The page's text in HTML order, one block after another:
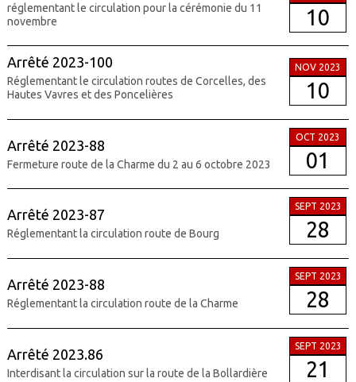
réglementant le circulation pour la cérémonie du 11
novembre
10
Arrêté 2023-100
Réglementant le circulation routes de Corcelles, des
Hautes Vavres et des Poncelières
NOV 2023
10
Arrêté 2023-88
Fermeture route de la Charme du 2 au 6 octobre 2023
OCT 2023
01
Arrêté 2023-87
Réglementant la circulation route de Bourg
SEPT 2023
28
Arrêté 2023-88
Réglementant la circulation route de la Charme
SEPT 2023
28
Arrêté 2023.86
Interdisant la circulation sur la route de la Bollardière
SEPT 2023
21